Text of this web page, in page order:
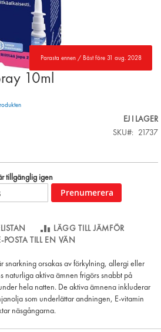
Parasta ennen / Bäst före 31 aug. 2028
10ml
EJ I LAGER
SKU
21737
tillgänglig igen
Prenumerera
LÄGG TILL JÄMFÖR
POSTA TILL EN VÄN
snarkning orsakas av förkylning, allergi eller
naturliga aktiva ämnen frigörs snabbt på
hela natten. De aktiva ämnena inkluderar
som underlättar andningen, E-vitamin
näsgångarna.